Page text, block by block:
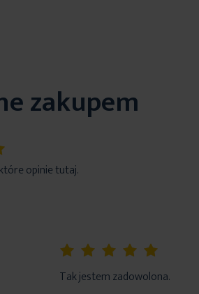
zakupem
5% opinie tutaj.
Tak jestem zadowolona.